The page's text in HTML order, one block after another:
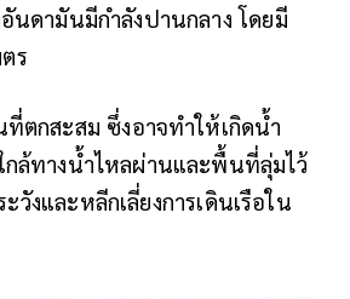
นดามันมีกำลังปานกลาง โดยมี
ร
ตกสะสม ซึ่งอาจทำให้เกิดน้ำ
ล้ทางน้ำไหลผ่านและพื้นที่ลุ่มไว้
วังและหลีกเลี่ยงการเดินเรือใน